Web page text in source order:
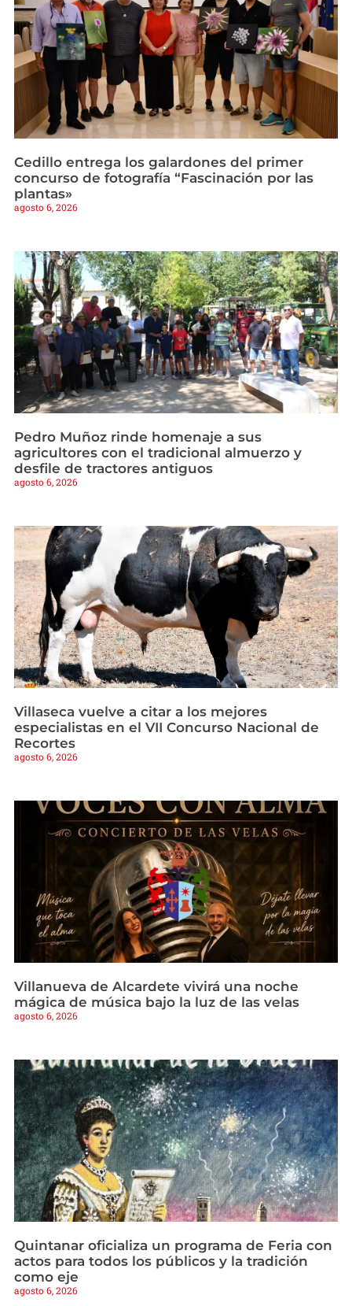
Cedillo entrega los galardones del primer
concurso de fotografía “Fascinación por las
plantas»
agosto 6, 2026
Pedro Muñoz rinde homenaje a sus
agricultores con el tradicional almuerzo y
desfile de tractores antiguos
agosto 6, 2026
Villaseca vuelve a citar a los mejores
especialistas en el VII Concurso Nacional de
Recortes
agosto 6, 2026
Villanueva de Alcardete vivirá una noche
mágica de música bajo la luz de las velas
agosto 6, 2026
Quintanar oficializa un programa de Feria con
actos para todos los públicos y la tradición
como eje
agosto 6, 2026